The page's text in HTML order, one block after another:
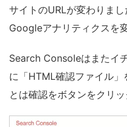
サイトのURLが変わりま
Googleアナリティクスを
Search Consoleはまたイ
に「HTML確認ファイル
とは確認をボタンをクリッ